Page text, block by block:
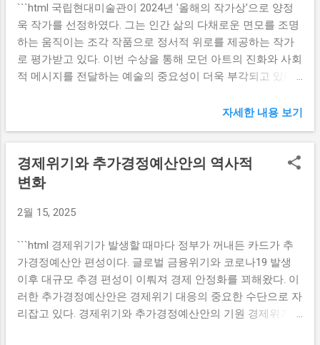
고객들에게 안정적인 주거 비용을 확보하는 데 기여할 것이
며, 이는 결국 부동산 시장에도 긍정적인 영향을 미칠 것이라
고 예상하고 있다. 특히 농협은행의 비대면 대...
과를 초래할 수 있습니다. 그러므로, 전자담배 사용 제한은 기
내 화재 예방을 위한 필수적인 조치로 간주되고 있습니다. 앞
으로 모든 항공사들은 기내에서의 전자담배 사용을 엄격히
금지하고, 이를 위반할 경우 벌금 부과나 항공기 탑승 금지 등
의 조치를 취할 예정입니다. 이러한 규제가 시행되면 승객들
할 것입니다. 기내 배터리 규제 강화 항공사들은 기내에서의
배터리 사용에 대해서도 보다 엄격한 규제를 도입하고 있습
퍼백에 담아 소지할 수 있도록 허용되지만, 기내에서의 보조
배터리 충전은 금지됩니다. 이는 배터리의 과열이나 고장으
리 사용 규정은 스마트폰, 전자담배, 보조배터리 등 다양한 전
니다. 특히 비행기 내부는 밀폐된 공간이라는 특성상 작은 화
재도 큰 사고로 이어질 수 있기 때문에, 이러한 규제는 매우
중요합니다. 승객들은 비행기에 탑승하기 전에 자신...
```html 국립현대미술관이 2024년 '올해의 작가상'으로 양정
욱 작가를 선정하였다. 그는 인간 삶의 다채로운 면모를 조명
하는 움직이는 조각 작품으로 정서적 위로를 제공하는 작가
로 평가받고 있다. 이번 수상을 통해 모던 아트의 진화와 사회
적 메시지를 전달하는 예술의 중요성이 더욱 부각되고 있다.
자로 선정되면서 대한민국 현대 미술계에서의 그의 위치를
정을 반영하는 작품을 선보이지만, 양정욱 작가는 특히 그의
움직이는 조각 작품으로 큰 화제를 모으고 있다. 이 작품들은
단순한 시각적 요소를 넘어서 관객에게 직접적인 정서적 영
동시에 묘사한다. 특히, 현대 사회에서의 고독과 소외감을 주
욱은 이번 수상을 통해 그의 예술적 비전이 인정받았고, 이는
단순히 개인적인 성취를 넘어 한국 현대 미술의 지평을 넓히
는 데 기여할 것이다. 그의 작업은 미술관뿐 아니라 공공 공간
에서도 관람할 수 있도록 기획되어 있어, 그가 창조한 예술의
메시지가 더욱 많은 사람들에게 전달될 수 있는 기회를 제공
자세한 내용 보기
경제위기와 추가경정예산안의 역사적
변화
2월 15, 2025
```html 경제위기가 발생할 때마다 정부가 꺼내든 카드가 추
가경정예산안 편성이다. 글로벌 금융위기와 코로나19 발생
이후 대규모 추경 편성이 이뤄져 경제 안정화를 꾀해왔다. 이
러한 추가경정예산안은 경제위기 대응의 중요한 수단으로 자
리잡고 있다. 경제위기와 추가경정예산안의 기원 경제위기는